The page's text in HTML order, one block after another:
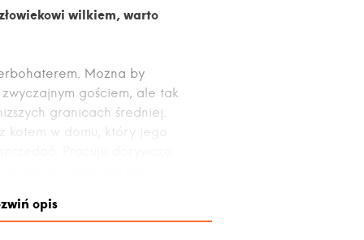
wilkiem, warto
Można by
gościem, ale tak
granicach średniej.
kotem w domu, który jego
się zanosi.
opis